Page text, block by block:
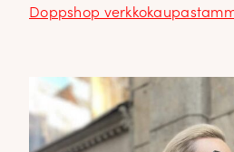
Doppshop